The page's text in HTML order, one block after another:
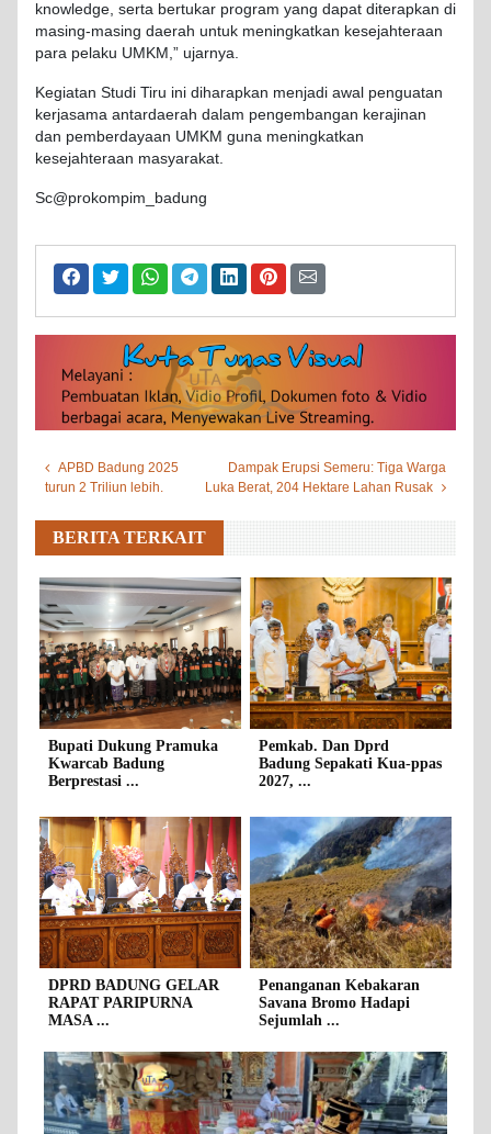
knowledge, serta bertukar program yang dapat diterapkan di
masing-masing daerah untuk meningkatkan kesejahteraan
para pelaku UMKM,” ujarnya.
Kegiatan Studi Tiru ini diharapkan menjadi awal penguatan
kerjasama antardaerah dalam pengembangan kerajinan
dan pemberdayaan UMKM guna meningkatkan
kesejahteraan masyarakat.
Sc@prokompim_badung
APBD Badung 2025
turun 2 Triliun lebih.
Dampak Erupsi Semeru: Tiga Warga
Luka Berat, 204 Hektare Lahan Rusak
BERITA TERKAIT
Bupati Dukung Pramuka
Kwarcab Badung
Berprestasi ...
Pemkab. Dan Dprd
Badung Sepakati Kua-ppas
2027, ...
DPRD BADUNG GELAR
RAPAT PARIPURNA
MASA ...
Penanganan Kebakaran
Savana Bromo Hadapi
Sejumlah ...